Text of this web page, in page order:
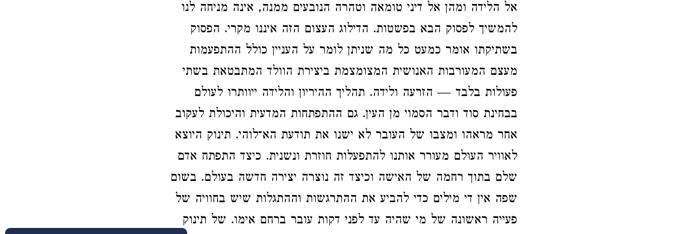
אל הלידה ומהן אל דיני טומאה וטהרה הנובעים ממנה, אינה מניחה לנו
להמשיך לפסוק הבא בפשטות. הדילוג העצום הזה איננו מקרי. הפסוק
בשתיקתו אומר כמעט כל מה שניתן לומר על העניין כולל ההתפעמות
מעצם המעורבות האנושית המצומצמת ביצירת הוולד המתבטאת בשתי
פעולות בלבד — הזרעה ולידה. תהליך ההיריון והלידה ייוותרו לעולם
בבחינת סוד ודבר הסמוי מן העין. גם ההתפתחות המדעית והיכולת לעקוב
אחר מראהו ומצבו של העובר לא ישנו את תודעת הא־לוהי. תינוק היוצא
לאוויר העולם מעורר אותנו להתפעלות חוזרת ונשנית. כיצד התפתח אדם
שלם בתוך רחמה של האישה וכיצד זה נוצרה יצירה חדשה בעולם. בשום
שפה אין די מילים כדי להביע את ההתרגשות וההתגלות שיש בחוויה של
פעייה ראשונה של מי שהיה עד לפני דקות עובר ברחם אימו. של תינוק